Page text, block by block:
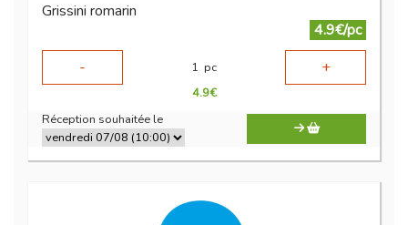
Grissini romarin
4.9€/pc
-
1 pc +
4.9€
Réception souhaitée le